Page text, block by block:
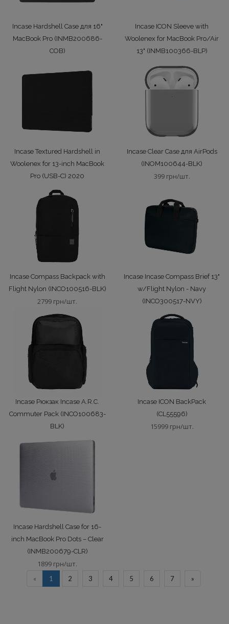
Incase Hardshell Case для 16"
MacBook Pro (INMB200686-
COB)
Incase ICON Sleeve with
Woolenex for MacBook Pro/Air
13" (INMB100366-BLP)
Incase Textured Hardshell in
Woolenex for 13-inch MacBook
Pro (USB-C) 2020
(INMB200650-GFT)
2399 грн/шт.
Incase Clear Case для AirPods
(INOM100644-BLK)
399 грн/шт.
Incase Compass Backpack with
Flight Nylon (INCO100516-BLK)
2799 грн/шт.
Incase Incase Compass Brief 13"
w/Flight Nylon - Navy
(INCO300517-NVY)
2199 грн/шт.
Incase Рюкзак Incase A.R.C.
Commuter Pack (INCO100683-
BLK)
15999 грн/шт.
Incase ICON BackPack
(CL55596)
15999 грн/шт.
Incase Hardshell Case for 16-
inch MacBook Pro Dots – Clear
(INMB200679-CLR)
1899 грн/шт.
« 1 2 3 4 5 6 7 »